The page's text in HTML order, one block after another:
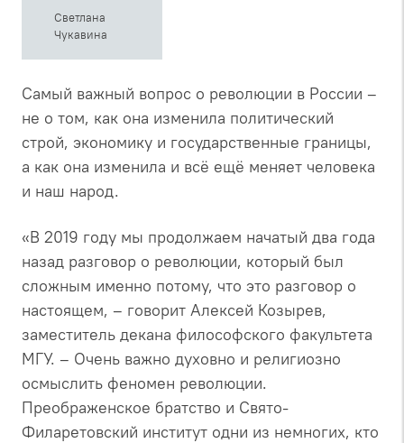
Светлана
Чукавина
Самый важный вопрос о революции в России –
не о том, как она изменила политический
строй, экономику и государственные границы,
а как она изменила и всё ещё меняет человека
и наш народ.
«В 2019 году мы продолжаем начатый два года
назад разговор о революции, который был
сложным именно потому, что это разговор о
настоящем, – говорит Алексей Козырев,
заместитель декана философского факультета
МГУ. – Очень важно духовно и религиозно
осмыслить феномен революции.
Преображенское братство и Свято-
Филаретовский институт одни из немногих, кто